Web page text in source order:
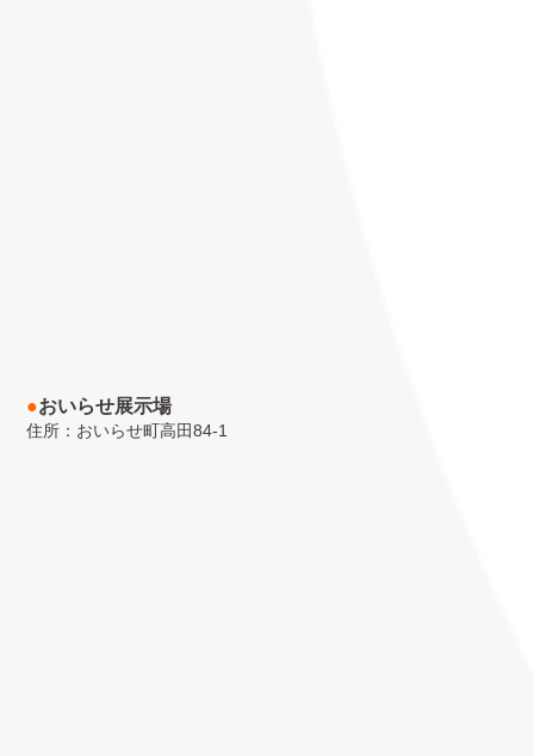
●おいらせ展示場
住所：おいらせ町高田84-1